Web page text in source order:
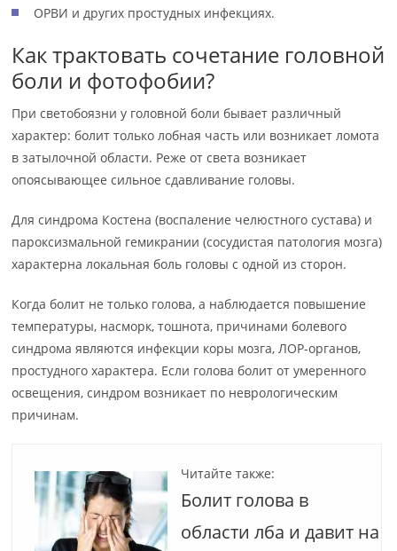
ОРВИ и других простудных инфекциях.
Как трактовать сочетание головной
боли и фотофобии?
При светобоязни у головной боли бывает различный
характер: болит только лобная часть или возникает ломота
в затылочной области. Реже от света возникает
опоясывающее сильное сдавливание головы.
Для синдрома Костена (воспаление челюстного сустава) и
пароксизмальной гемикрании (сосудистая патология мозга)
характерна локальная боль головы с одной из сторон.
Когда болит не только голова, а наблюдается повышение
температуры, насморк, тошнота, причинами болевого
синдрома являются инфекции коры мозга, ЛОР-органов,
простудного характера. Если голова болит от умеренного
освещения, синдром возникает по неврологическим
причинам.
Читайте также:
Болит голова в
области лба и давит на